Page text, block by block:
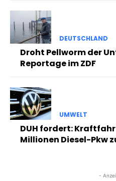
DEUTSCHLAND
Droht Pellworm der
Reportage im ZDF
UMWELT
DUH fordert:
Millionen Diesel-Pkw
-